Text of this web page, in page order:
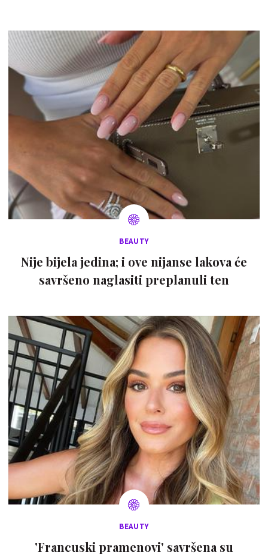
BEAUTY
Nije bijela jedina; i ove nijanse lakova će
savršeno naglasiti preplanuli ten
BEAUTY
'Francuski pramenovi' savršena su